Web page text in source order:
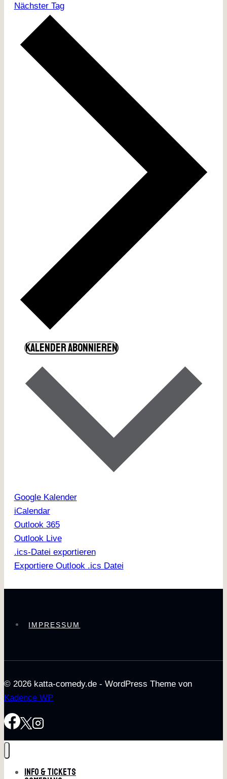
Nächster Tag
KALENDER ABONNIEREN
Google Kalender
iCalendar
Outlook 365
Outlook Live
.ics-Datei exportieren
Exportiere Outlook .ics Datei
IMPRESSUM
© 2026 katta-comedy.de - WordPress Theme von
Kadence WP
Info & Tickets